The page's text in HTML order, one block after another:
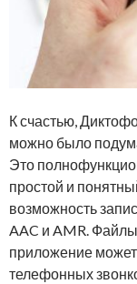
К счастью,
можно было
Это
простой и
возможность
AAC и AMR. Файлы
приложение
телефонных